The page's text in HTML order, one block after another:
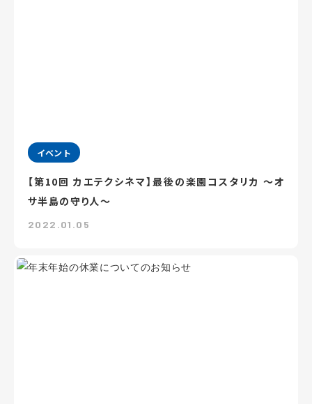
イベント
【第10回 カエテクシネマ】最後の楽園コスタリカ ～オ
サ半島の守り人～
2022.01.05